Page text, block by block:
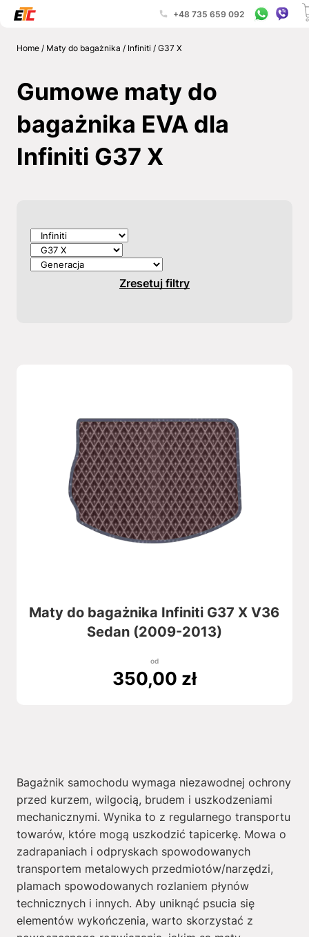
+48 735 659 092
Home/ Maty do bagażnika / Infiniti / G37 X
Gumowe maty do
bagażnika EVA dla
Infiniti G37 X
Zresetuj filtry
Maty do bagażnika Infiniti G37 X V36
Sedan (2009-2013)
od
350,00 zł
Bagażnik samochodu wymaga niezawodnej ochrony
przed kurzem, wilgocią, brudem i uszkodzeniami
mechanicznymi. Wynika to z regularnego transportu
towarów, które mogą uszkodzić tapicerkę. Mowa o
zadrapaniach i odpryskach spowodowanych
transportem metalowych przedmiotów/narzędzi,
plamach spowodowanych rozlaniem płynów
technicznych i innych. Aby uniknąć psucia się
elementów wykończenia, warto skorzystać z